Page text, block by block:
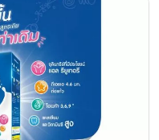
ก UVA มีพลังงานต่ำ ถ้าทำให้
นมากกว่า UVB ถึง 1,000